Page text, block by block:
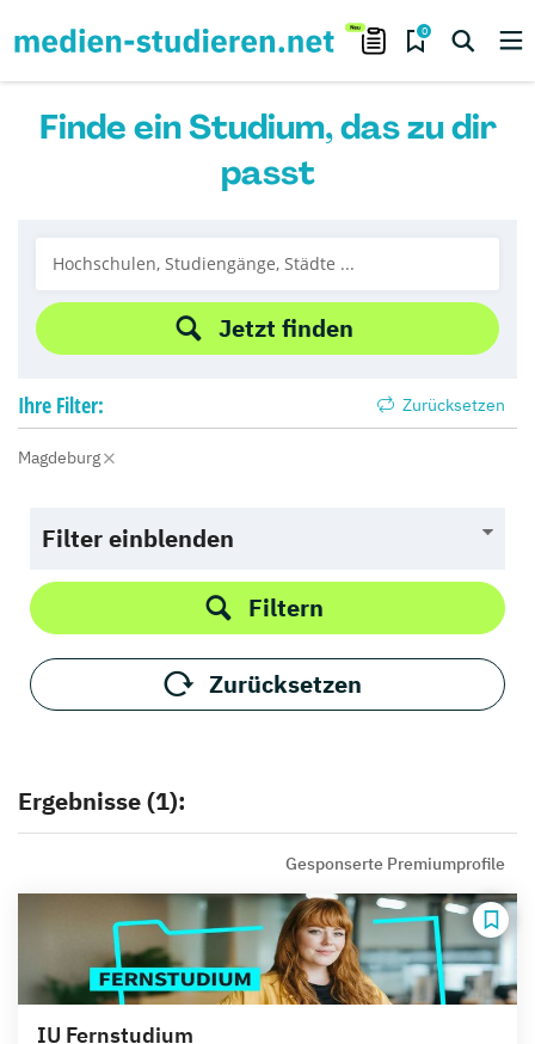
0
Finde ein Studium, das zu dir
passt
Jetzt finden
Ihre Filter: Zurücksetzen
Magdeburg
Filter einblenden
Filtern
Zurücksetzen
Ergebnisse (1):
Gesponserte Premiumprofile
IU Fernstudium